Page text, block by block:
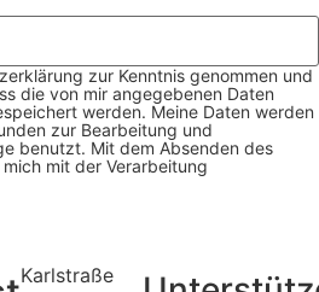
zur Kenntnis genommen und
die von mir angegebenen Daten
werden. Meine Daten werden
zur Bearbeitung und
benutzt. Mit dem Absenden des
mit der Verarbeitung
Karlstraße